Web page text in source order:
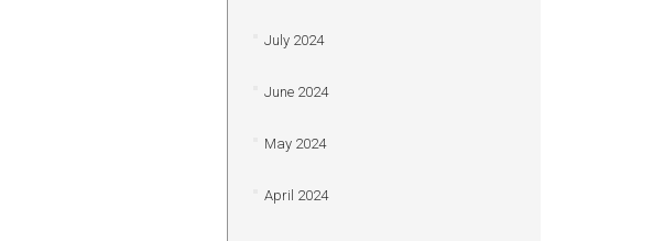
July 2024
June 2024
May 2024
April 2024